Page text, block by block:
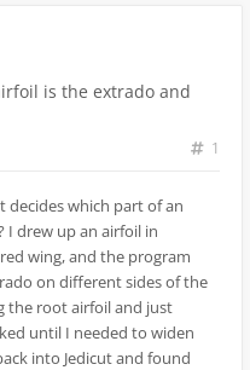
is the extrado and
1
decides which part of an
drew up an airfoil in
wing, and the program
on different sides of the
the root airfoil and just
until I needed to widen
into Jedicut and found